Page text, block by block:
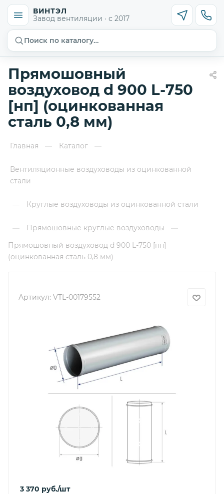
ВИНТЭЛ
Завод вентиляции · с 2017
Поиск по каталогу…
Прямошовный
воздуховод d 900 L-750
[нп] (оцинкованная
сталь 0,8 мм)
Главная — Каталог —
Вентиляционные воздуховоды из оцинкованной
стали
— Круглые воздуховоды из оцинкованной стали
— Прямошовные круглые воздуховоды
—
Прямошовный воздуховод d 900 L-750 [нп]
(оцинкованная сталь 0,8 мм)
Артикул: VTL-00179552
3 370 руб./шт